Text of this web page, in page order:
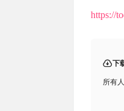
https://
下
所有人